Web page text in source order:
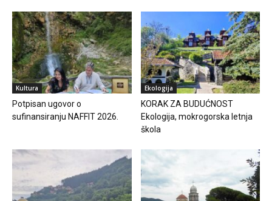
Kultura
Potpisan ugovor o
sufinansiranju NAFFIT 2026.
Ekologija
KORAK ZA BUDUĆNOST
Ekologija, mokrogorska letnja
škola